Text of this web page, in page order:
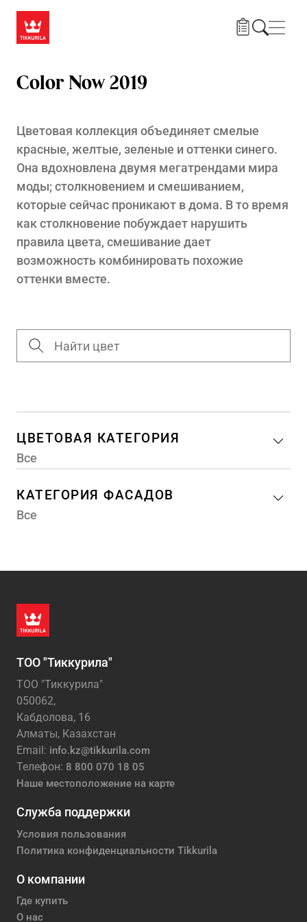
Color Now 2019
Цветовая коллекция объединяет смелые
красные, желтые, зеленые и оттенки синего.
Она вдохновлена двумя мегатрендами мира
моды; столкновением и смешиванием,
которые сейчас проникают в дома. В то время
как столкновение побуждает нарушить
правила цвета, смешивание дает
возможность комбинировать похожие
оттенки вместе.
ЦВЕТОВАЯ КАТЕГОРИЯ
Все
КАТЕГОРИЯ ФАСАДОВ
Все
ТОО "Тиккурила"
ТОО "Тиккурила"
050062,
Кабдолова, 16
Алматы, Казахстан
Email: info.kz@tikkurila.com
Телефон: 8 800 070 18 05
Наше местоположение на карте
Служба поддержки
Условия пользования
Политика конфиденциальности Tikkurila
О компании
Где купить
О нас